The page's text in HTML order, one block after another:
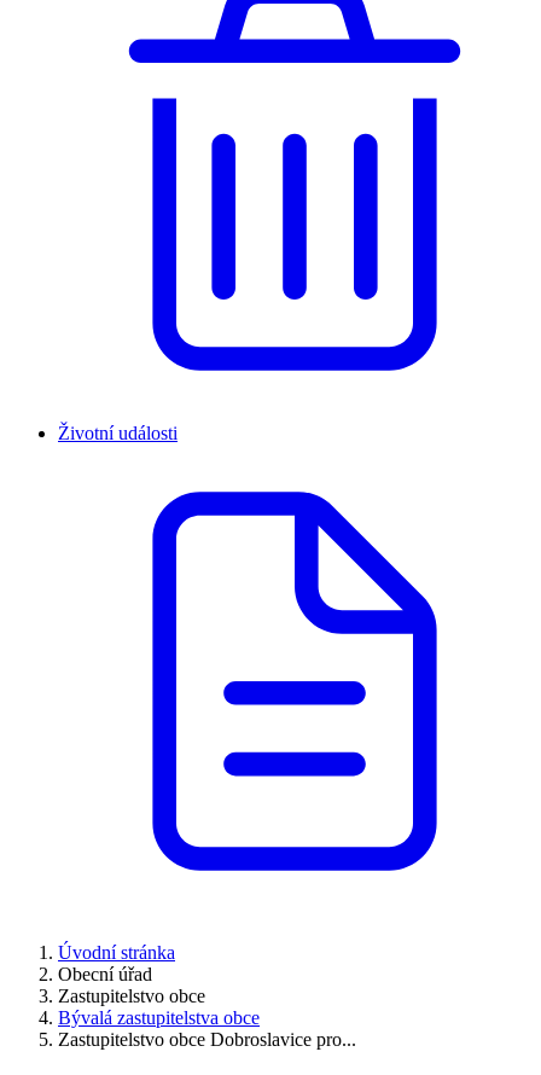
Životní události
Úvodní stránka
Obecní úřad
Zastupitelstvo obce
Bývalá zastupitelstva obce
Zastupitelstvo obce Dobroslavice pro...